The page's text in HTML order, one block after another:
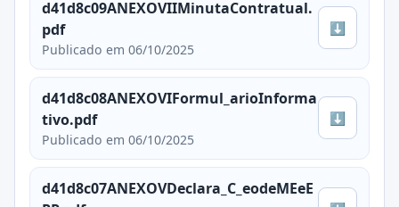
d41d8c09ANEXOVIIMinutaContratual.
pdf
Publicado em 06/10/2025
⬇
d41d8c08ANEXOVIFormul_arioInforma
tivo.pdf
Publicado em 06/10/2025
⬇
d41d8c07ANEXOVDeclara_C_eodeMEeE